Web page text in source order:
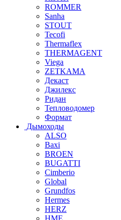
ROMMER
Sanha
STOUT
Tecofi
Thermaflex
THERMAGENT
Viega
ZETKAMA
Декаст
Джилекс
Ридан
Тепловодомер
Формат
Дымоходы
ALSO
Baxi
BROEN
BUGATTI
Cimberio
Global
Grundfos
Hermes
HERZ
HME